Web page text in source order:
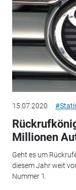
15.07.2020
Millionen
Geht es um
diesem Jahr weit
Nummer 1.